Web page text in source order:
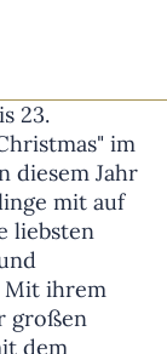
23.
im
diesem Jahr
mit auf
liebsten
Mit ihrem
großen
dem